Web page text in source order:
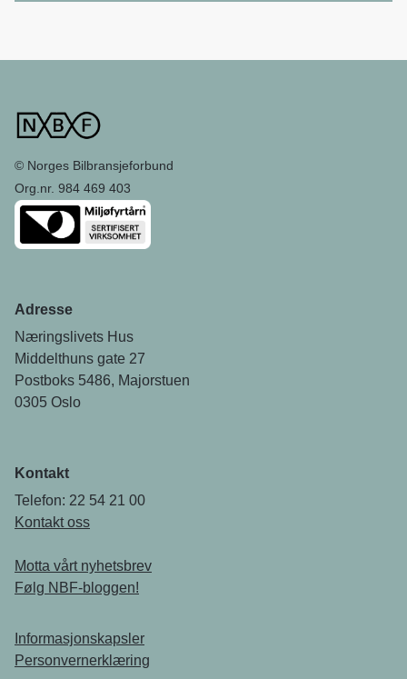
© Norges Bilbransjeforbund
Org.nr. 984 469 403
Adresse
Næringslivets Hus
Middelthuns gate 27
Postboks 5486, Majorstuen
0305 Oslo
Kontakt
Telefon: 22 54 21 00
Kontakt oss
Motta vårt nyhetsbrev
Følg NBF-bloggen!
Informasjonskapsler
Personvernerklæring